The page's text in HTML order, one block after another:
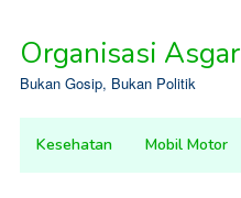
contentOrganisasi Asgar
Bukan Gosip, Bukan Politik
Kesehatan Mobil Motor